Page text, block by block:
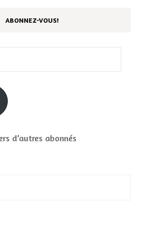
ABONNEZ-VOUS!
d’autres abonnés